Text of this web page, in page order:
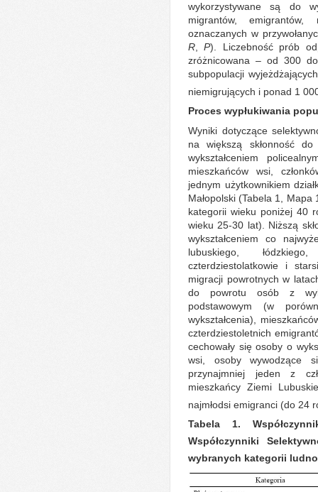
wykorzystywane są do
migrantów,
oznaczanych w
R ,P). Liczebność prób
zróżnicowana – od 300
subpopulacji
niemigrujących i ponad 1
Proces wypłukiwania
Wyniki dotyczące
na większą skłonność
wykształceniem
mieszkańców wsi,
jednym użytkownikiem
Małopolski (Tabela 1,
kategorii wieku poniżej 40
wieku 25-30 lat). Niższą
wykształceniem co
lubuskiego,
czterdziestolatkowie i
migracji powrotnych w
do powrotu osób z
podstawowym (w
wykształcenia),
czterdziestoletnich
cechowały się osoby o
wsi, osoby wywodzące
przynajmniej jeden z
mieszkańcy Ziemi
najmłodsi emigranci (do 24
Tabela 1.
Współczynniki
wybranych kategorii